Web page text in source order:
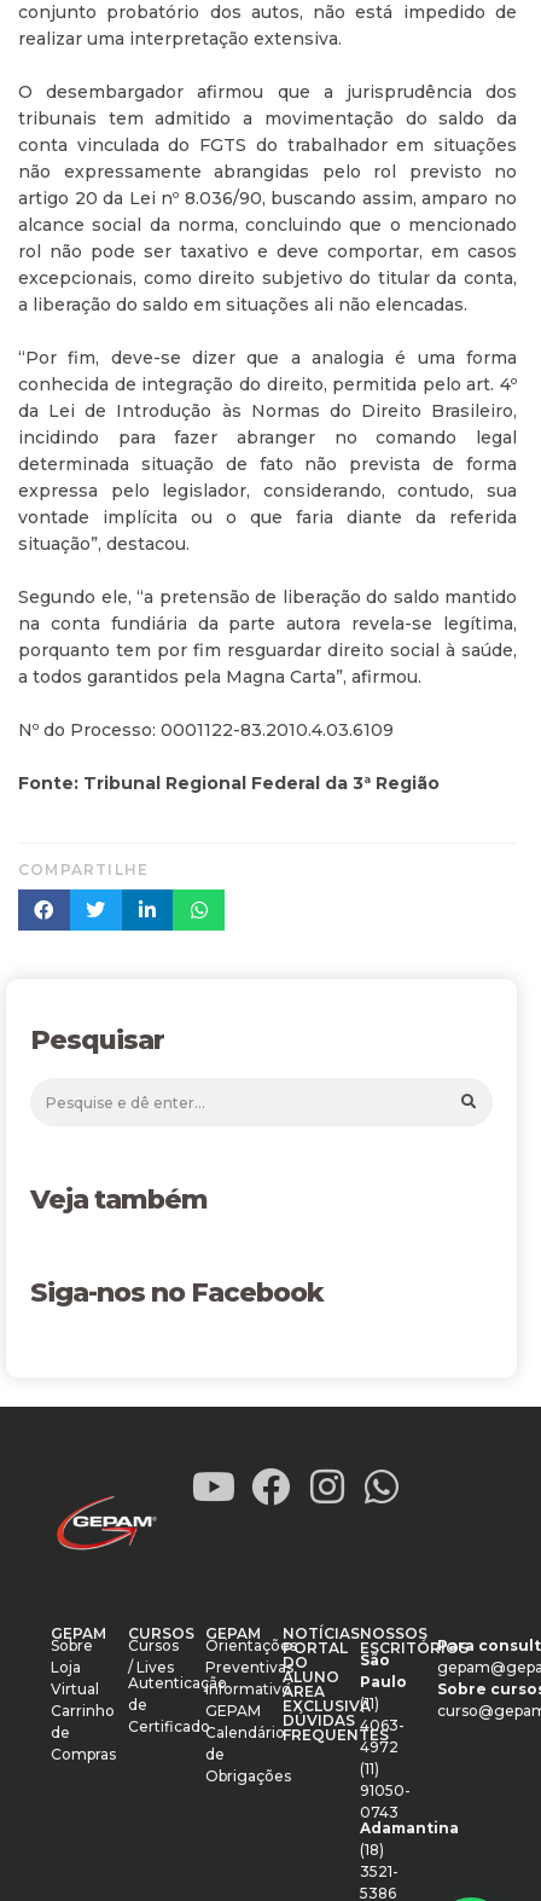
conjunto probatório dos autos, não está impedido de
realizar uma interpretação extensiva.
O desembargador afirmou que a jurisprudência dos
tribunais tem admitido a movimentação do saldo da
conta vinculada do FGTS do trabalhador em situações
não expressamente abrangidas pelo rol previsto no
artigo 20 da Lei nº 8.036/90, buscando assim, amparo no
alcance social da norma, concluindo que o mencionado
rol não pode ser taxativo e deve comportar, em casos
excepcionais, como direito subjetivo do titular da conta,
a liberação do saldo em situações ali não elencadas.
“Por fim, deve-se dizer que a analogia é uma forma
conhecida de integração do direito, permitida pelo art. 4º
da Lei de Introdução às Normas do Direito Brasileiro,
incidindo para fazer abranger no comando legal
determinada situação de fato não prevista de forma
expressa pelo legislador, considerando, contudo, sua
vontade implícita ou o que faria diante da referida
situação”, destacou.
Segundo ele, “a pretensão de liberação do saldo mantido
na conta fundiária da parte autora revela-se legítima,
porquanto tem por fim resguardar direito social à saúde,
a todos garantidos pela Magna Carta”, afirmou.
Nº do Processo: 0001122-83.2010.4.03.6109
Fonte: Tribunal Regional Federal da 3ª Região
COMPARTILHE
Pesquisar
Veja também
Siga-nos no Facebook
GEPAM
Sobre
Loja
Virtual
Carrinho
de
Compras
CURSOS
Cursos
/ Lives
Autenticação
de
Certificado
GEPAM
Orientações
Preventivas
Informativo
GEPAM
Calendário
de
Obrigações
NOTÍCIAS
PORTAL
DO
ALUNO
ÁREA
EXCLUSIVA
DÚVIDAS
FREQUENTES
NOSSOS
ESCRITÓRIOS
São
Paulo
(11)
4063-
4972
(11)
91050-
0743
Adamantina
(18)
3521-
5386
Para
Sobre